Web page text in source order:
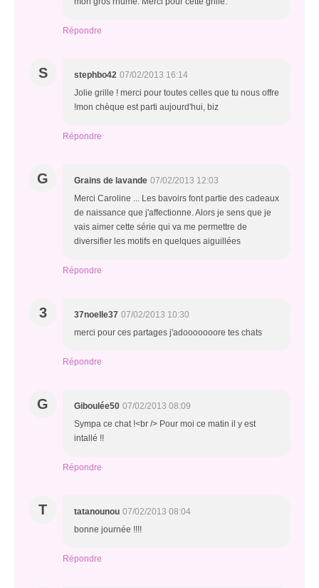
Répondre
S stephbo42 07/02/2013 16:14
Jolie grille ! merci pour toutes celles que tu nous offre
!mon chèque est parti aujourd'hui, biz
Répondre
G Grains de lavande 07/02/2013 12:03
Merci Caroline ... Les bavoirs font partie des cadeaux
de naissance que j'affectionne. Alors je sens que je
vais aimer cette série qui va me permettre de
diversifier les motifs en quelques aiguillées
Répondre
3 37noelle37 07/02/2013 10:30
merci pour ces partages j'adooooooore tes chats
Répondre
G Giboulée50 07/02/2013 08:09
Sympa ce chat !<br /> Pour moi ce matin il y est
intallé !!
Répondre
T tatanounou 07/02/2013 08:04
bonne journée !!!!
Répondre